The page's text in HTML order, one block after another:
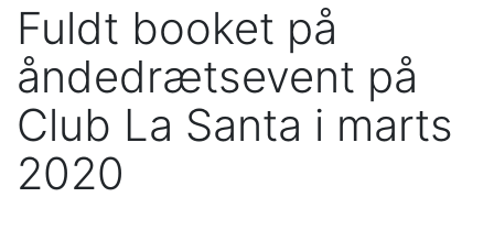
Fuldt booket på
åndedrætsevent på
Club La Santa i marts
2020